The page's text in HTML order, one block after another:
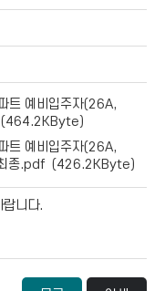
트 예비입주자(26A,
(464.2KByte)
트 예비입주자(26A,
최종.pdf (426.2KByte)
니다.